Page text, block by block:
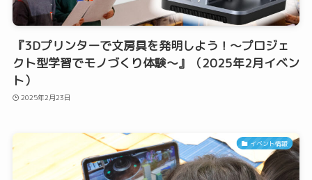
『3Dプリンターで文房具を発明しよう！〜プロジェ
クト型学習でモノづくり体験〜』（2025年2月イベン
ト）
2025年2月23日
イベント情報